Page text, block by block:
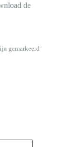
de
gemarkeerd